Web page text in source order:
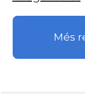
Més